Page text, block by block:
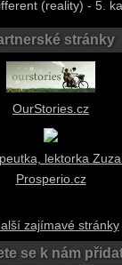
(reality) - 5.
stránky
OurStories.cz
lektorka
Prosperio.cz
zajímavé stránky
se k nám